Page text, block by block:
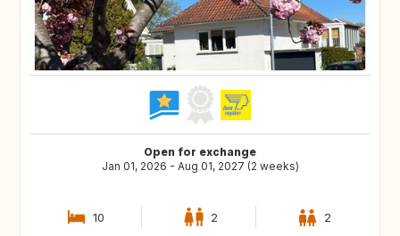
Open for exchange
Jan 01, 2026 - Aug 01, 2027 (2 weeks)
10 2 2